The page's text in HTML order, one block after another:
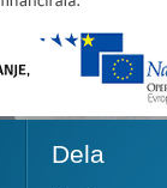
Dela